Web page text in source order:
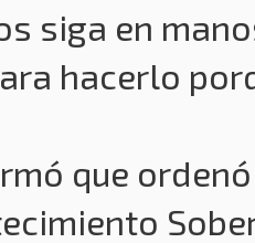
siga en
hacerlo
que